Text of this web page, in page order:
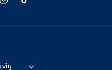
„Instagram“
„TikTok“